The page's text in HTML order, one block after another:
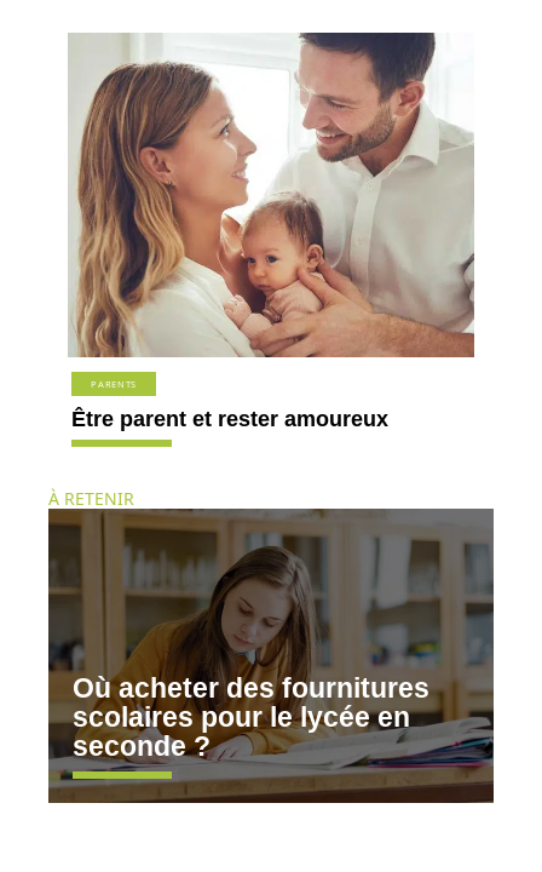
PARENTS
Être parent et rester amoureux
À RETENIR
Où acheter des fournitures
scolaires pour le lycée en
seconde ?